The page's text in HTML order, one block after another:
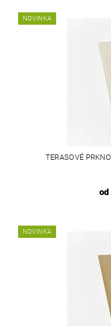
NOVINKA
TERASOVÉ
od
NOVINKA